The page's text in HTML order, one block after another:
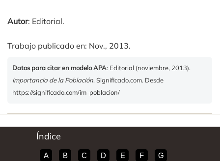
Autor: Editorial.
Trabajo publicado en: Nov., 2013.
Datos para citar en modelo APA: Editorial (noviembre, 2013).
Importancia de la Población. Significado.com. Desde
https://significado.com/im-poblacion/
Índice
A B C D E F G